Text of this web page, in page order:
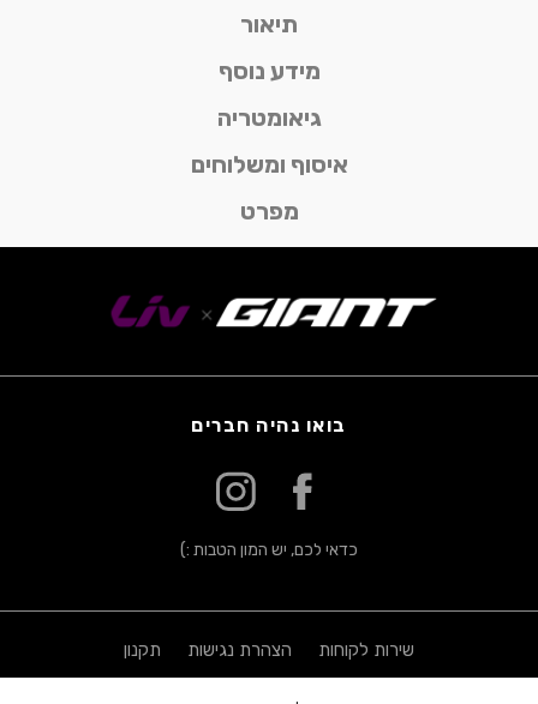
תיאור
מידע נוסף
גיאומטריה
איסוף ומשלוחים
מפרט
בואו נהיה חברים
כדאי לכם, יש המון הטבות :)
שירות לקוחות הצהרת נגישות תקנון